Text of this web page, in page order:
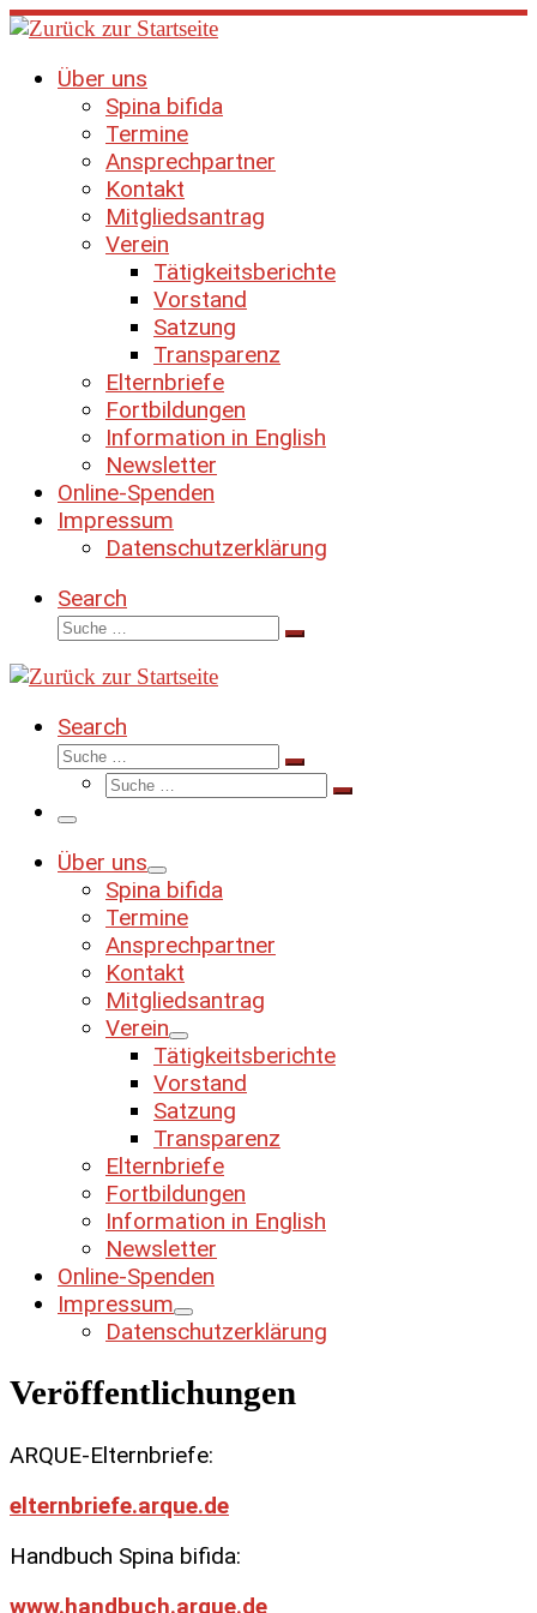
Zum
springenÜber uns
Spina bifida
Termine
Ansprechpartner
Kontakt
Mitgliedsantrag
Verein
Tätigkeitsberichte
Vorstand
Satzung
Transparenz
Elternbriefe
Fortbildungen
Information in English
Newsletter
Online-Spenden
Impressum
Datenschutzerklärung
Search
Suche
Suche
Search
Suche
Suche
Suche
Suche
Menü
Über uns
Spina bifida
Termine
Ansprechpartner
Kontakt
Mitgliedsantrag
Verein
Tätigkeitsberichte
Vorstand
Satzung
Transparenz
Elternbriefe
Fortbildungen
Information in English
Newsletter
Online-Spenden
Impressum
Datenschutzerklärung
Veröffentlichungen
ARQUE-Elternbriefe:
elternbriefe.arque.de
Handbuch Spina bifida:
www.handbuch.arque.de